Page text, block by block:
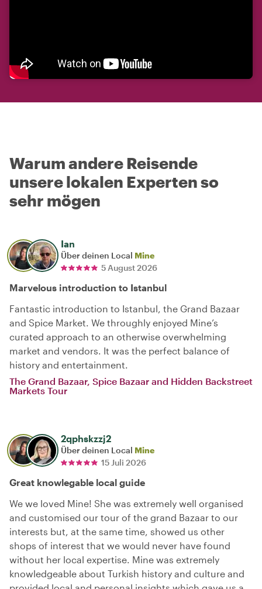
Warum andere Reisende
unsere lokalen Experten so
sehr mögen
Ian
Über deinen Local Mine
5 August 2026
Marvelous introduction to Istanbul
Fantastic introduction to Istanbul, the Grand Bazaar
and Spice Market. We throughly enjoyed Mine’s
curated approach to an otherwise overwhelming
market and vendors. It was the perfect balance of
history and entertainment.
The Grand Bazaar, Spice Bazaar and Hidden Backstreet
Markets Tour
2qphskzzj2
Über deinen Local Mine
15 Juli 2026
Great knowlegable local guide
We we loved Mine! She was extremely well organised
and customised our tour of the grand Bazaar to our
interests but, at the same time, showed us other
shops of interest that we would never have found
without her local expertise. Mine was extremely
knowledgeable about Turkish history and culture and